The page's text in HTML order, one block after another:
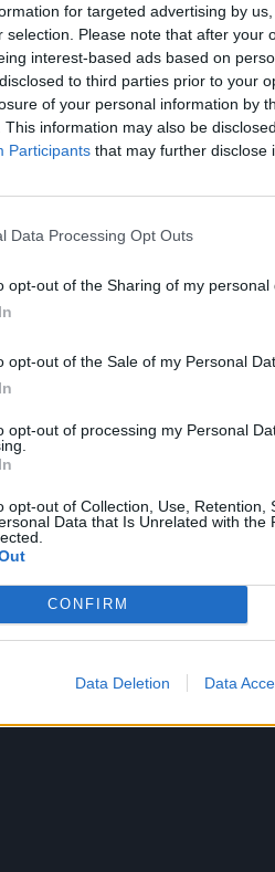
for targeted advertising by
selection. Please note that after your
interest-based ads based on
to third parties prior to your
of your personal information by
This information may also be
Participants that may further disclose
Data Processing Opt Outs
opt-out of the Sharing of my personal
opt-out of the Sale of my Personal
opt-out of processing my Personal
opt-out of Collection, Use, Retention,
Data that Is Unrelated with the
CONFIRM
Data Deletion Data
que ha estat doblement
Mercè Pla i que representa una
creats a partir de capses de
de les Serves i que s’ha
l’obra passarà a formar
de l’art efímer
racons de la capital del Baix
de privats que sovint,
«
certamen- s’han registrat més
del patrimoni cultural i
del vespre. L’any vinent, la